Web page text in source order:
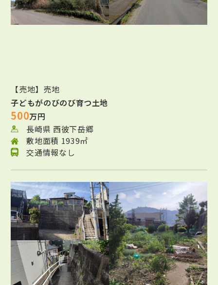
【売地】売地
子どもがのびのび育つ土地
500万円
長崎県 西彼下岳郷
敷地面積 1939㎡
交通情報なし